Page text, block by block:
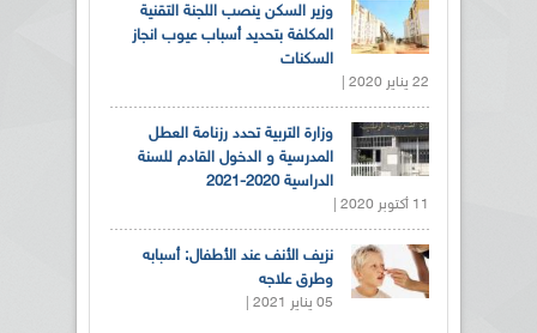
وزير السكن ينصب اللجنة التقنية
المكلفة بتحديد أسباب عيوب انجاز
السكنات
22 يناير 2020 |
وزارة التربية تحدد رزنامة العطل
المدرسية و الدخول القادم للسنة
الدراسية 2020-2021
11 أكتوبر 2020 |
نزيف الأنف عند الأطفال: أسبابه
وطرق علاجه
05 يناير 2021 |